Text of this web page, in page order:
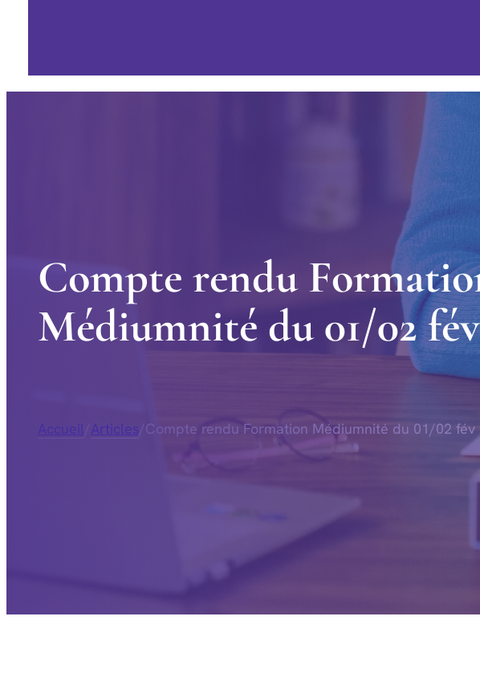
Compte rendu Formatio
Médiumnité du 01/02fév
Articles/Compte rendu Formation Médiumnité du 01/02 fév